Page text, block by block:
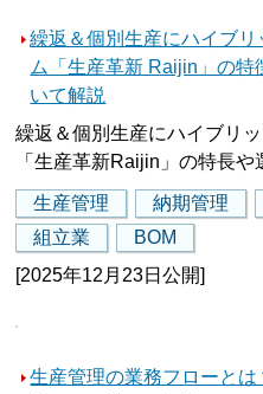
繰返＆個別生産にハイブ
ム「生産革新 Raijin」の
いて解説
繰返＆個別生産にハイブリ
「生産革新Raijin」の特長や
生産管理 納期管理
組立業
BOM
[2025年12月23日公開]
生産管理の業務フローと